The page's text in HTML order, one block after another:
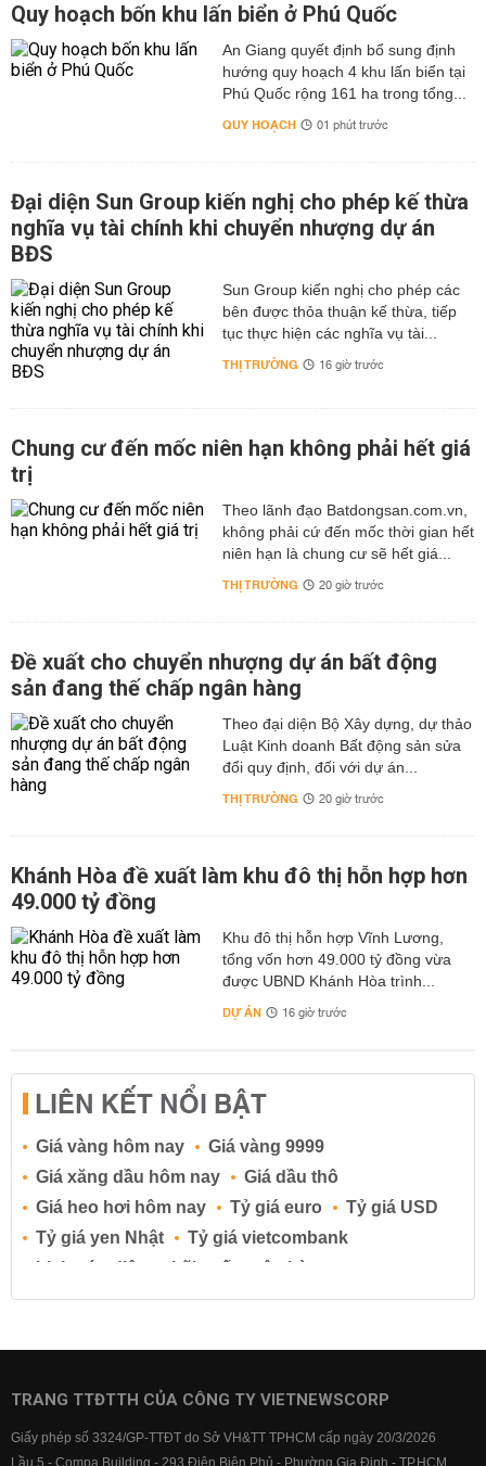
Quy hoạch bốn khu lấn biển ở Phú Quốc
An Giang quyết định bổ sung định
hướng quy hoạch 4 khu lấn biển tại
Phú Quốc rộng 161 ha trong tổng...
QUY HOẠCH 01 phút trước
Đại diện Sun Group kiến nghị cho phép kế thừa
nghĩa vụ tài chính khi chuyển nhượng dự án
BĐS
Sun Group kiến nghị cho phép các
bên được thỏa thuận kế thừa, tiếp
tục thực hiện các nghĩa vụ tài...
THỊ TRƯỜNG 16 giờ trước
Chung cư đến mốc niên hạn không phải hết giá
trị
Theo lãnh đạo Batdongsan.com.vn,
không phải cứ đến mốc thời gian hết
niên hạn là chung cư sẽ hết giá...
THỊ TRƯỜNG 20 giờ trước
Đề xuất cho chuyển nhượng dự án bất động
sản đang thế chấp ngân hàng
Theo đại diện Bộ Xây dựng, dự thảo
Luật Kinh doanh Bất động sản sửa
đổi quy định, đối với dự án...
THỊ TRƯỜNG 20 giờ trước
Khánh Hòa đề xuất làm khu đô thị hỗn hợp hơn
49.000 tỷ đồng
Khu đô thị hỗn hợp Vĩnh Lương,
tổng vốn hơn 49.000 tỷ đồng vừa
được UBND Khánh Hòa trình...
DỰ ÁN 16 giờ trước
LIÊN KẾT NỔI BẬT
Giá vàng hôm nay
Giá vàng 9999
Giá xăng dầu hôm nay
Giá dầu thô
Giá heo hơi hôm nay
Tỷ giá euro
Tỷ giá USD
Tỷ giá yen Nhật
Tỷ giá vietcombank
Lịch cúp điện
Lãi suất ngân hàng
Lãi suất tiết kiệm
Lãi suất tiền gửi
Lãi suất ngân hàng BIDV
Lãi suất ngân hàng Vietcombank
TRANG TTĐTTH CỦA CÔNG TY VIETNEWSCORP
Giấy phép số 3324/GP-TTĐT do Sở VH&TT TPHCM cấp ngày 20/3/2026